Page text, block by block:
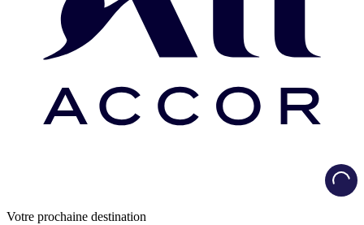
Votre prochaine destination